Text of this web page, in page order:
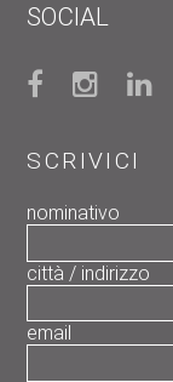
SOCIAL
SCRIVICI
nominativo
città / indirizzo
email